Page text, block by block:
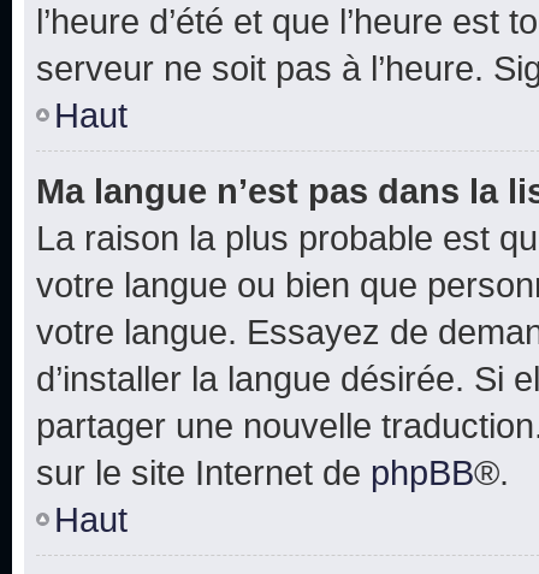
l’heure d’été et que l’heure est
serveur ne soit pas à l’heure.
Haut
Ma langue n’est pas dans la
La raison la plus probable est
votre langue ou bien que
votre langue. Essayez de
d’installer la langue désirée. Si
partager une nouvelle
sur le site Internet de phpBB®.
Haut